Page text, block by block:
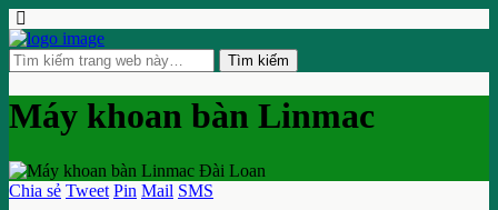
Máy khoan bàn Linmac
Chia sẻ Tweet Pin Mail SMS